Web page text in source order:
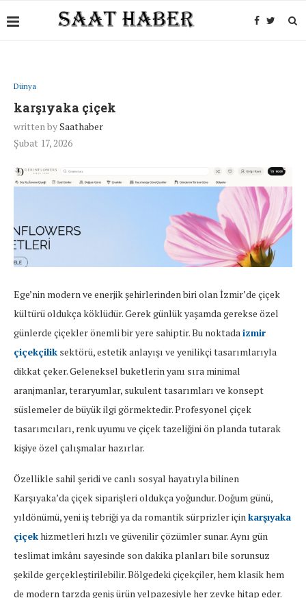
Dünya
karşıyaka çiçek
written bySaathaber
Şubat 17, 2026
Ege’nin modern ve enerjik şehirlerinden biri olan İzmir’de çiçek
kültürü oldukça köklüdür. Gerek günlük yaşamda gerekse özel
günlerde çiçekler önemli bir yere sahiptir. Bu noktadaizmir
çiçekçilik sektörü, estetik anlayışı ve yenilikçi tasarımlarıyla
dikkat çeker. Geleneksel buketlerin yanı sıra minimal
aranjmanlar, teraryumlar, sukulent tasarımları ve konsept
süslemeler de büyük ilgi görmektedir. Profesyonel çiçek
tasarımcıları, renk uyumu ve çiçek tazeliğini ön planda tutarak
kişiye özel çalışmalar hazırlar.
Özellikle sahil şeridi ve canlı sosyal hayatıyla bilinen
Karşıyaka’da çiçek siparişleri oldukça yoğundur. Doğum günü,
yıldönümü, yeni iş tebriği ya da romantik sürprizler içinkarşıyaka
çiçekhizmetleri hızlı ve güvenilir çözümler sunar. Aynı gün
teslimat imkânı sayesinde son dakika planları bile sorunsuz
şekilde gerçekleştirilebilir. Bölgedeki çiçekçiler, hem klasik hem
de modern tarzda geniş ürün yelpazesiyle her zevke hitap eder.